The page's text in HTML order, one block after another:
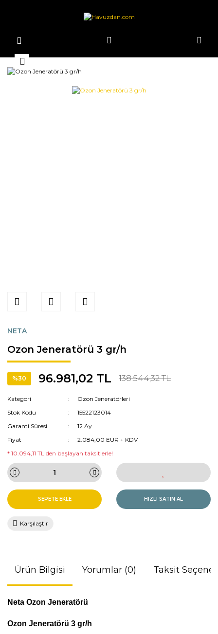
NETA
Ozon Jeneratörü 3 gr/h
%30 96.981,02 TL 138.544,32 TL
Kategori
Ozon Jeneratörleri
Stok Kodu
15522123014
Garanti Süresi
12 Ay
Fiyat
2.084,00 EUR + KDV
* 10.094,11 TL den başlayan taksitlerle!
SEPETE EKLE HIZLI SATIN AL
Karşılaştır
Ürün Bilgisi Yorumlar (0) Taksit
Neta Ozon Jeneratörü
Ozon Jeneratörü 3 gr/h